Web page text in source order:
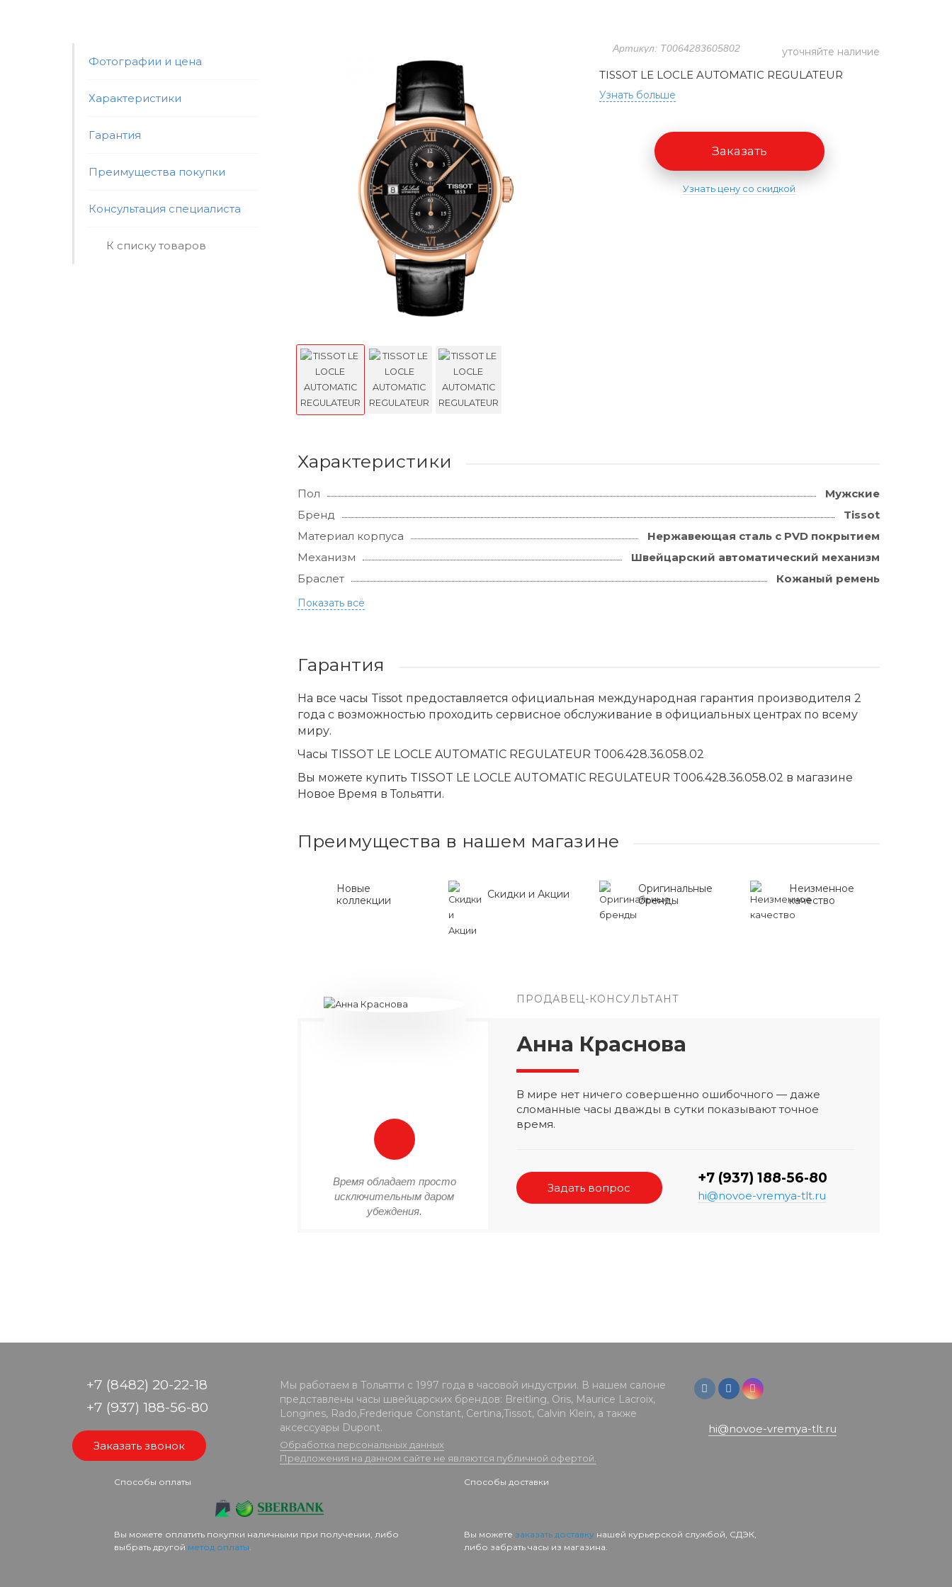
Фотографии и цена
Характеристики
Гарантия
Преимущества покупки
Консультация специалиста
К списку товаров
Артикул: T0064283605802 уточняйте наличие
TISSOT LE LOCLE AUTOMATIC REGULATEUR
Узнать больше
Заказать
Узнать цену со скидкой
Характеристики
Пол
Мужские
Бренд
Tissot
Материал корпуса
Нержавеющая сталь с PVD покрытием
Механизм
Швейцарский автоматический механизм
Браслет
Кожаный ремень
Показать всё
Гарантия
На все часы Tissot предоставляется официальная международная гарантия производителя 2
года с возможностью проходить сервисное обслуживание в официальных центрах по всему
миру.
Часы TISSOT LE LOCLE AUTOMATIC REGULATEUR T006.428.36.058.02
Вы можете купить TISSOT LE LOCLE AUTOMATIC REGULATEUR T006.428.36.058.02 в магазине
Новое Время в Тольятти.
Преимущества в нашем магазине
Новые
коллекции
Скидки и Акции
Оригинальные
бренды
Неизменное
качество
ПРОДАВЕЦ-КОНСУЛЬТАНТ
Время обладает просто
исключительным даром
убеждения.
Анна Краснова
В мире нет ничего совершенно ошибочного — даже
сломанные часы дважды в сутки показывают точное
время.
Задать вопрос
+7 (937) 188-56-80
hi@novoe-vremya-tlt.ru
+7 (8482) 20-22-18
+7 (937) 188-56-80
Заказать звонок
Мы работаем в Тольятти с 1997 года в часовой индустрии. В нашем салоне
представлены часы швейцарских брендов: Breitling, Oris, Maurice Lacroix,
Longines, Rado,Frederique Constant, Certina,Tissot, Calvin Klein, а также
аксессуары Dupont.
Обработка персональных данных
Предложения на данном сайте не являются публичной офертой.
hi@novoe-vremya-tlt.ru
Способы оплаты
Вы можете оплатить покупки наличными при получении, либо
выбрать другой метод оплаты.
Способы доставки
Вы можете заказать доставку нашей курьерской службой, СДЭК,
либо забрать часы из магазина.